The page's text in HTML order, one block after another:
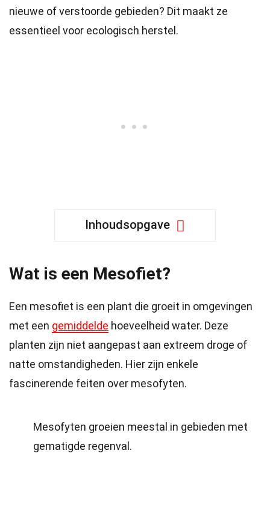
nieuwe of verstoorde gebieden? Dit maakt ze
essentieel voor ecologisch herstel.
Inhoudsopgave
Wat is een Mesofiet?
Een mesofiet is een plant die groeit in omgevingen
met een gemiddelde hoeveelheid water. Deze
planten zijn niet aangepast aan extreem droge of
natte omstandigheden. Hier zijn enkele
fascinerende feiten over mesofyten.
Mesofyten groeien meestal in gebieden met
gematigde regenval.